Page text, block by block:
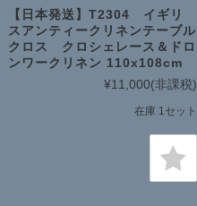
【日本発送】T2304 イギリ
スアンティークリネンテーブル
クロス クロシェレース＆ドロ
ンワークリネン 110x108cm
¥11,000(非課税)
在庫 1セット